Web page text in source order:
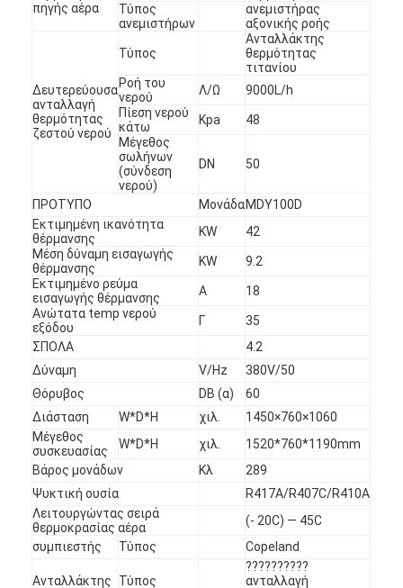
πηγής αέρα
Τύπος
ανεμιστήρων
ανεμιστήρας
αξονικής ροής
Δευτερεύουσα
ανταλλαγή
θερμότητας
ζεστού νερού
Τύπος
Ανταλλάκτης
θερμότητας
τιτανίου
Ροή του
νερού
Λ/Ω
9000L/h
Πίεση νερού
κάτω
Kpa
48
Μέγεθος
σωλήνων
(σύνδεση
νερού)
DN 50
ΠΡΟΤΥΠΟ ΜονάδαMDY100D
Εκτιμημένη ικανότητα
θέρμανσης
KW
42
Μέση δύναμη εισαγωγής
θέρμανσης
KW
9.2
Εκτιμημένο ρεύμα
εισαγωγής θέρμανσης
Α
18
Ανώτατα temp νερού
εξόδου
Γ
35
ΣΠΟΛΑ
4.2
Δύναμη
V/Hz
380V/50
Θόρυβος
DB (α)
60
Διάσταση
W*D*H χιλ.
1450×760×1060
Μέγεθος
συσκευασίας
W*D*H χιλ.
1520*760*1190mm
Βάρος μονάδων
Κλ
289
Ψυκτική ουσία
R417A/R407C/R410A
Λειτουργώντας σειρά
θερμοκρασίας αέρα
(- 20C) — 45C
συμπιεστής
Τύπος Copeland
Ανταλλάκτης
Τύπος
??????????
ανταλλαγή